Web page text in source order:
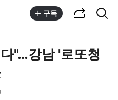
구독
"…강남 '로또청